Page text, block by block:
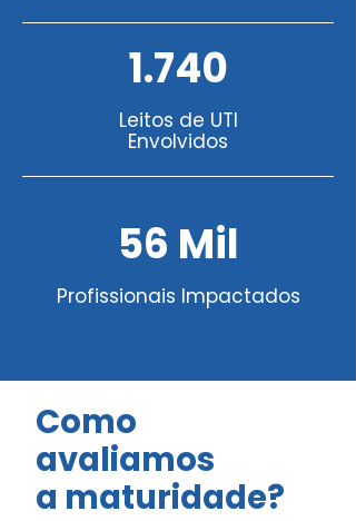
1.740
Leitos de UTI
Envolvidos
56 Mil
Profissionais Impactados
Como
avaliamos
a maturidade?